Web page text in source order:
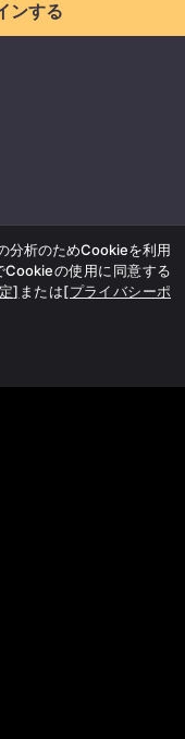
ンする
分析のためCookieを利用
の使用に同意する
] または[プライバシーポ